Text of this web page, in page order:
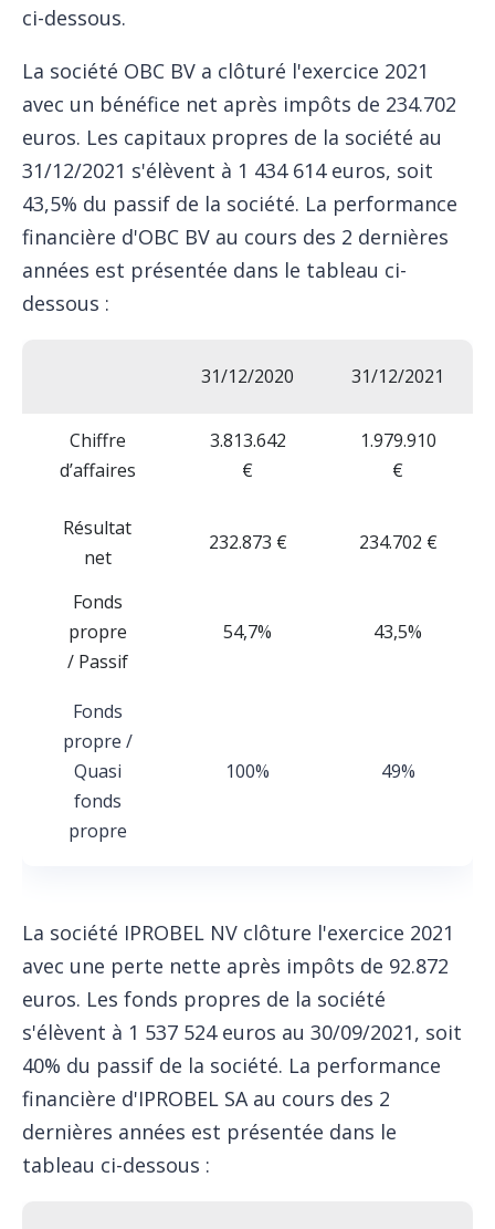
ci-dessous.
La société OBC BV a clôturé l'exercice 2021
avec un bénéfice net après impôts de 234.702
euros. Les capitaux propres de la société au
31/12/2021 s'élèvent à 1 434 614 euros, soit
43,5% du passif de la société. La performance
financière d'OBC BV au cours des 2 dernières
années est présentée dans le tableau ci-
dessous :
31/12/2020 31/12/2021
Chiffre
d’affaires
3.813.642
€
1.979.910
€
Résultat
net
232.873 € 234.702 €
Fonds
propre
/ Passif
54,7% 43,5%
Fonds
propre /
Quasi
fonds
propre
100% 49%
La société IPROBEL NV clôture l'exercice 2021
avec une perte nette après impôts de 92.872
euros. Les fonds propres de la société
s'élèvent à 1 537 524 euros au 30/09/2021, soit
40% du passif de la société. La performance
financière d'IPROBEL SA au cours des 2
dernières années est présentée dans le
tableau ci-dessous :